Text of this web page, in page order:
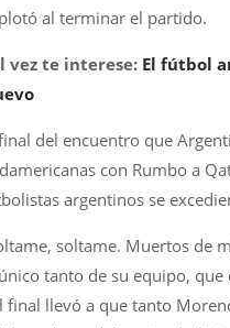
al terminar el partido.
vez te interese: El fútbol
del encuentro que
con Rumbo a
argentinos se
soltame. Muertos de
tanto de su equipo,
final llevó a que tanto